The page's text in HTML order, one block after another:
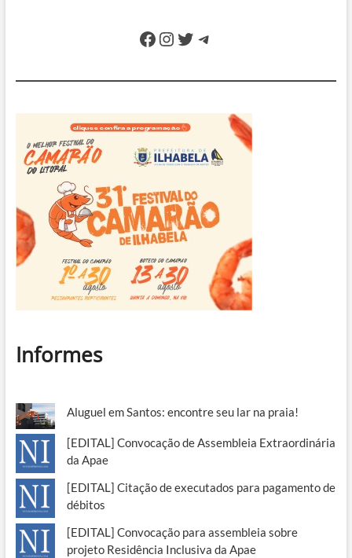
Facebook
Instagram
Twitter
Telegram
Informes
Aluguel em Santos: encontre seu lar na praia!
[EDITAL] Convocação de Assembleia Extraordinária
da Apae
[EDITAL] Citação de executados para pagamento de
débitos
[EDITAL] Convocação para assembleia sobre
projeto Residência Inclusiva da Apae